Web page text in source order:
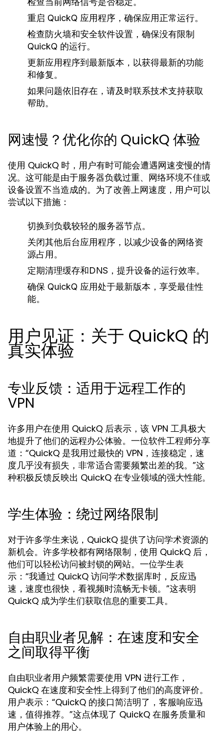
重启 QuickQ 应用程序，确保应用正常运行。
检查防火墙和安全软件设置，确保没有限制
QuickQ 的运行。
更新应用程序到最新版本，以获得最新的功能
和修复。
如果问题依旧存在，请及时联系技术支持获取
帮助。
网速慢？优化你的 QuickQ 体验
使用 QuickQ 时，用户有时可能会遭遇网速变慢的情
况。这可能是由于服务器负载过重、网络环境不佳或
设备设置不当造成的。为了改善上网速度，用户可以
尝试以下措施：
切换到负载较轻的服务器节点。
关闭其他后台应用程序，以减少设备的网络资
源占用。
定期清理缓存和DNS，提升设备的运行效率。
确保 QuickQ 应用处于最新版本，享受最佳性
能。
用户见证：关于 QuickQ 的
真实体验
专业反馈：适用于远程工作的
VPN
许多用户在使用 QuickQ 后表示，该 VPN 工具极大
地提升了他们的远程办公体验。一位软件工程师分享
道：“QuickQ 是我用过最快的 VPN，连接稳定，速
度几乎没有损失，非常适合需要频繁出差的我。”这
种积极反馈反映出 QuickQ 在专业领域的强大性能。
学生体验：绕过网络限制
对于许多学生来说，QuickQ 提供了访问学术资源的
新机会。许多学校都有网络限制，使用 QuickQ 后，
他们可以轻松访问被封锁的网站。一位学生表
示：“我通过 QuickQ 访问学术数据库时，反应迅
速，速度也很快，看视频时流畅无卡顿。”这表明
QuickQ 成为学生们获取信息的重要工具。
自由职业者见解：在速度和安全
之间取得平衡
自由职业者用户频繁需要使用 VPN 进行工作，
QuickQ 在速度和安全性上得到了他们的高度评价。
用户表示：“QuickQ 的接口简洁明了，客服响应迅
速，值得推荐。”这点体现了 QuickQ 在服务质量和
用户体验上的用心。